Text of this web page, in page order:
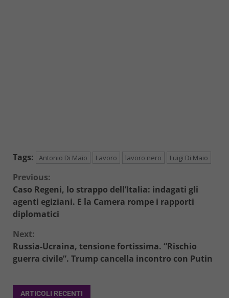
Tags: Antonio Di Maio Lavoro lavoro nero Luigi Di Maio
Continue
Reading
Previous:
Caso Regeni, lo strappo dell’Italia: indagati gli
agenti egiziani. E la Camera rompe i rapporti
diplomatici
Next:
Russia-Ucraina, tensione fortissima. “Rischio
guerra civile”. Trump cancella incontro con Putin
ARTICOLI RECENTI